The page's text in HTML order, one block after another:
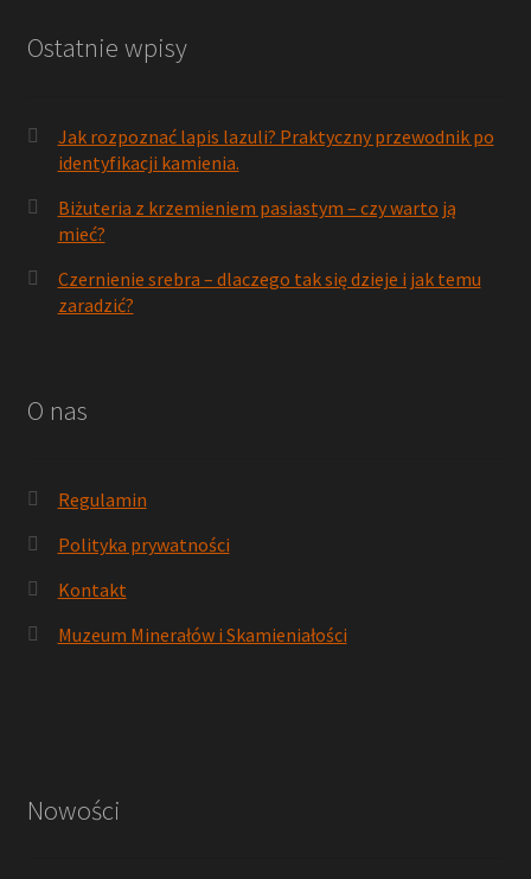
Ostatnie wpisy
Jak rozpoznać lapis lazuli? Praktyczny przewodnik po
identyfikacji kamienia.
Biżuteria z krzemieniem pasiastym – czy warto ją
mieć?
Czernienie srebra – dlaczego tak się dzieje i jak temu
zaradzić?
O nas
Regulamin
Polityka prywatności
Kontakt
Muzeum Minerałów i Skamieniałości
Nowości